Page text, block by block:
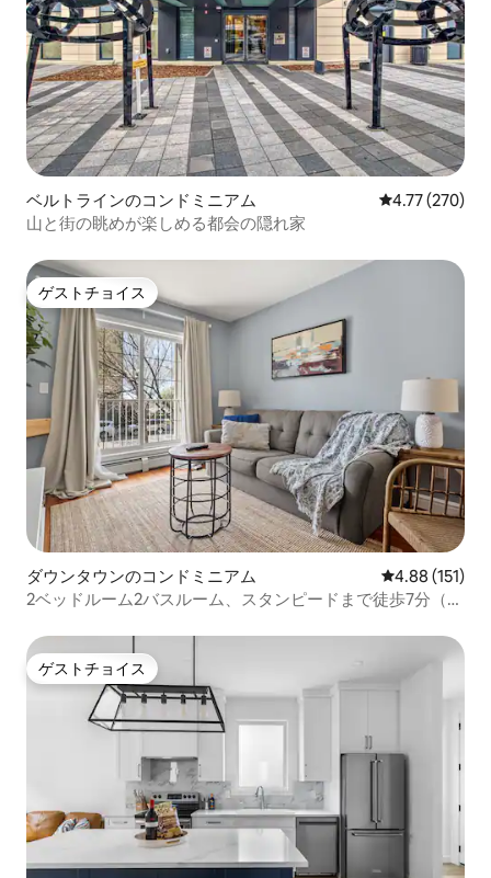
ベルトラインのコンドミニアム レビュー270
4.77 (270)
山と街の眺めが楽しめる都会の隠れ家
ゲストチョイス
ゲストチョイス
ダウンタウンのコンドミニアム レビュー151
4.88 (151)
2ベッドルーム2バスルーム、スタンピードまで徒歩7分（2
ゲストチョイス
ゲストチョイス